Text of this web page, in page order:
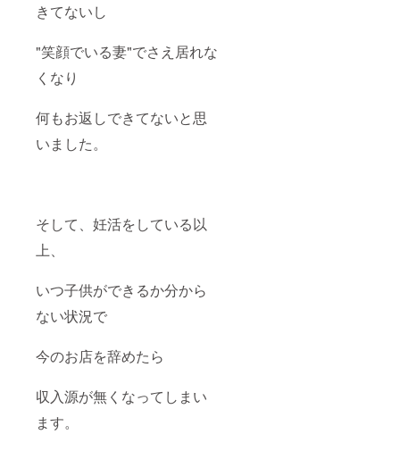
きてないし
"笑顔でいる妻"でさえ居れな
くなり
何もお返しできてないと思
いました。
そして、妊活をしている以
上、
いつ子供ができるか分から
ない状況で
今のお店を辞めたら
収入源が無くなってしまい
ます。